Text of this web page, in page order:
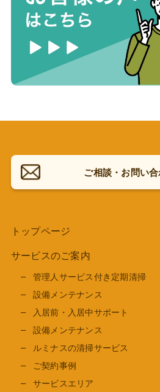
トップページ
サービスのご案内
管理人サービス付き定期清掃
設備メンテナンス
入居前・入居中サポート
設備メンテナンス
ルミナスの清掃サービス
ご契約事例
サービスエリア
ご相談・お問い